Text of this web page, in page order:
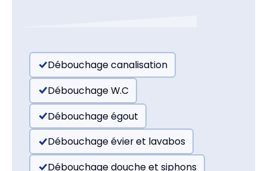
Débouchage canalisation
Débouchage W.C
Débouchage égout
Débouchage évier et lavabos
Débouchage douche et siphons